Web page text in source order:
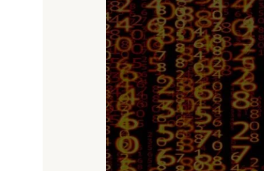
Siber
Menanti,
Begini
Buat
Website
Usaha
Anda
Aman
Tanpa
Ongkos